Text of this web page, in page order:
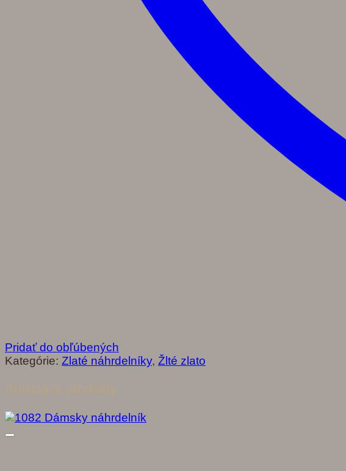
Pridať do obľúbených
Kategórie: Zlaté náhrdelníky, Žlté zlato
Súvisiace produkty